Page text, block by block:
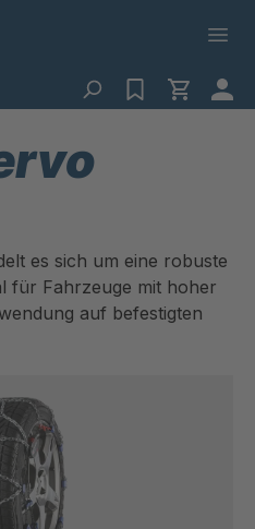
es sich um eine robuste
für Fahrzeuge mit hoher
auf befestigten